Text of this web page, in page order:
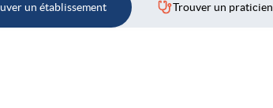
un établissement Trouver un praticien